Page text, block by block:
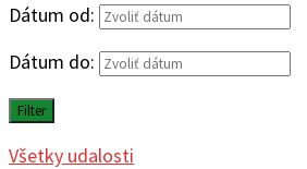
Dátum od:
Dátum do:
Filter
Všetky udalosti